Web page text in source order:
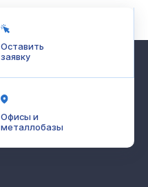
Оставить
заявку
Офисы и
металлобазы